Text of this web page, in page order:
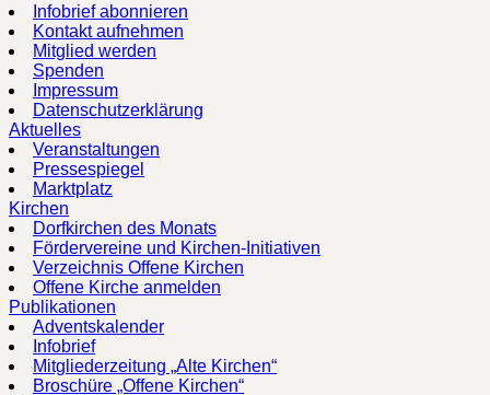
Infobrief abonnieren
Kontakt aufnehmen
Mitglied werden
Spenden
Impressum
Datenschutzerklärung
Aktuelles
Veranstaltungen
Pressespiegel
Marktplatz
Kirchen
Dorfkirchen des Monats
Fördervereine und Kirchen-Initiativen
Verzeichnis Offene Kirchen
Offene Kirche anmelden
Publikationen
Adventskalender
Infobrief
Mitgliederzeitung „Alte Kirchen“
Broschüre „Offene Kirchen“